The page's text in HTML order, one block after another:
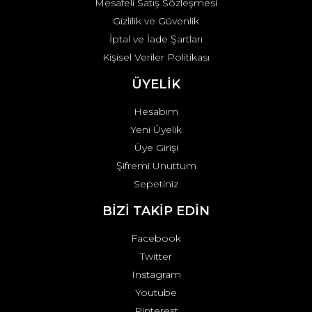
Mesafeli Satış Sözleşmesi
Gizlilik ve Güvenlik
İptal ve İade Şartları
Kişisel Veriler Politikası
ÜYELİK
Hesabım
Yeni Üyelik
Üye Girişi
Şifremi Unuttum
Sepetiniz
BİZİ TAKİP EDİN
Facebook
Twitter
Instagram
Youtube